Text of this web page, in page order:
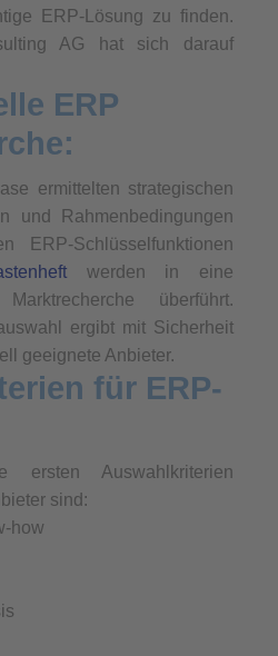
ERP-Lösung zu finden.
AG hat sich darauf
ERP
ermittelten strategischen
und Rahmenbedingungen
ERP-Schlüsselfunktionen
werden in eine
Marktrecherche überführt.
ergibt mit Sicherheit
geeignete Anbieter.
für ERP-
ersten Auswahlkriterien
sind:
how